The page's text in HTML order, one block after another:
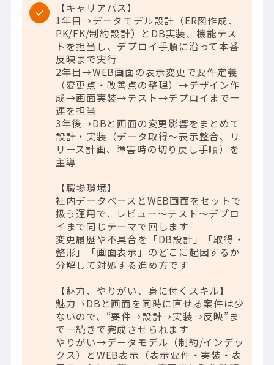
【キャリアパス】
1年目→データモデル設計（ER図作成、
PK/FK/制約設計）とDB実装、機能テス
トを担当し、デプロイ手順に沿って本番
反映まで実行
2年目→WEB画面の表示変更で要件定義
（変更点・改善点の整理）→デザイン作
成→画面実装→テスト→デプロイまで一
連を担当
3年後→DBと画面の変更影響をまとめて
設計・実装（データ取得～表示整合、リ
リース計画、障害時の切り戻し手順）を
主導
【職場環境】
社内データベースとWEB画面をセットで
扱う運用で、レビュー～テスト～デプロ
イまで同じテーマで回します
変更履歴や不具合を「DB設計」「取得・
整形」「画面表示」のどこに起因するか
分解して対処する進め方です
【魅力、やりがい、身に付くスキル】
魅力→DBと画面を同時に直せる案件は少
ないので、“要件→設計→実装→反映”ま
で一続きで完成させられます
やりがい→データモデル（制約/インデッ
クス）とWEB表示（表示要件・実装・表